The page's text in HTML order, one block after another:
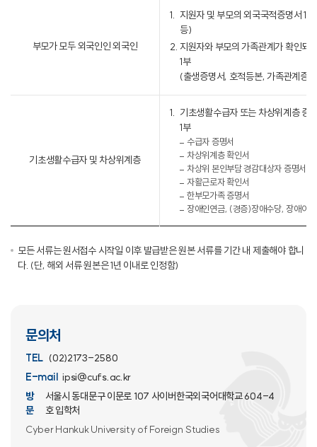
부모가 모두 외국인인 외국인
지원자 및 부모의 외국국적증명서 1
등)
지원자와 부모의 가족관계가 확인되
1부
(출생증명서, 호적등본, 가족관계증
기초생활수급자 및 차상위계층
기초생활수급자 또는 차상위계층 증
1부
수급자 증명서
차상위계층 확인서
차상위 본인부담 경감대상자 증명서
자활근로자 확인서
한부모가족 증명서
장애인연금, (경증)장애수당, 장애아
모든 서류는 원서접수 시작일 이후 발급받은 원본 서류를 기간 내 제출해야 합니
다. (단, 해외 서류 원본은 1년 이내로 인정함)
문의처
TEL (02)2173-2580
E-mail ipsi@cufs.ac.kr
방
문
서울시 동대문구 이문로 107 사이버한국외국어대학교 604-4
호 입학처
Cyber Hankuk University of Foreign Studies